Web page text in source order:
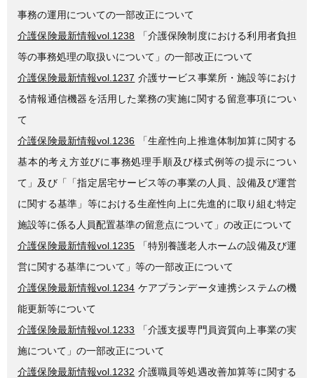
事務の運用についての一部改正について
介護保険最新情報vol.1238 「介護保険制度における利用者負担
等の事務処理の取扱いについて」の一部改正について
介護保険最新情報vol.1237 介護サービス事業所・施設等におけ
る情報通信機器を活用した業務の実施に関する留意事項につい
て
介護保険最新情報vol.1236 「生産性向上推進体制加算に関する
基本的考え方並びに事務処理手順及び様式例等の提示につい
て」及び「「指定居宅サービス等の事業の人員、設備及び運営
に関する基準」等における生産性向上に先進的に取り組む特定
施設等に係る人員配置基準の留意点について」の改正について
介護保険最新情報vol.1235 「特別養護老人ホームの設備及び運
営に関する基準について」等の一部改正について
介護保険最新情報vol.1234 ケアプランデータ連携システムの機
能更新等について
介護保険最新情報vol.1233 「介護支援専門員資質向上事業の実
施について」の一部改正について
介護保険最新情報vol.1232 介護職員等処遇改善加算等に関する